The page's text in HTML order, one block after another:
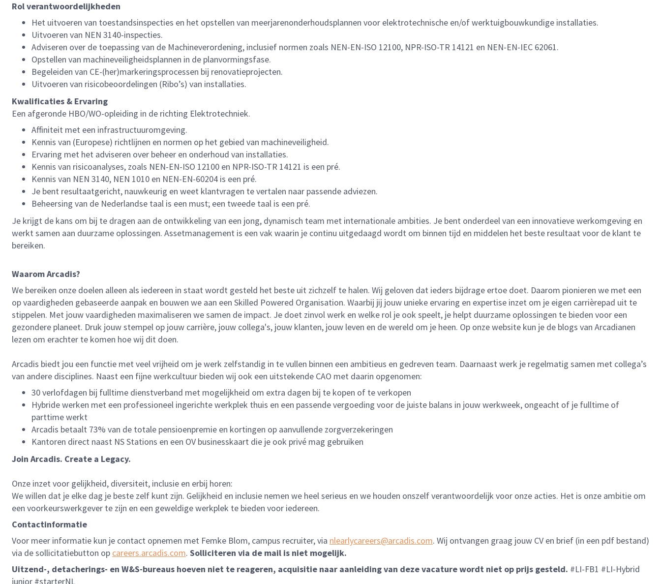
Rol verantwoordelijkheden
Het uitvoeren van toestandsinspecties en het opstellen van meerjarenonderhoudsplannen voor elektrotechnische en/of werktuigbouwkundige installaties.
Uitvoeren van NEN 3140-inspecties.
Adviseren over de toepassing van de Machineverordening, inclusief normen zoals NEN-EN-ISO 12100, NPR-ISO-TR 14121 en NEN-EN-IEC 62061.
Opstellen van machineveiligheidsplannen in de planvormingsfase.
Begeleiden van CE-(her)markeringsprocessen bij renovatieprojecten.
Uitvoeren van risicobeoordelingen (Ribo’s) van installaties.
Kwalificaties & Ervaring
Een afgeronde HBO/WO-opleiding in de richting Elektrotechniek.
Affiniteit met een infrastructuuromgeving.
Kennis van (Europese) richtlijnen en normen op het gebied van machineveiligheid.
Ervaring met het adviseren over beheer en onderhoud van installaties.
Kennis van risicoanalyses, zoals NEN-EN-ISO 12100 en NPR-ISO-TR 14121 is een pré.
Kennis van NEN 3140, NEN 1010 en NEN-EN-60204 is een pré.
Je bent resultaatgericht, nauwkeurig en weet klantvragen te vertalen naar passende adviezen.
Beheersing van de Nederlandse taal is een must; een tweede taal is een pré.
Je krijgt de kans om bij te dragen aan de ontwikkeling van een jong, dynamisch team met internationale ambities. Je bent onderdeel van een innovatieve werkomgeving en
werkt samen aan duurzame oplossingen. Assetmanagement is een vak waarin je continu uitgedaagd wordt om binnen tijd en middelen het beste resultaat voor de klant te
bereiken.
Waarom Arcadis?
We bereiken onze doelen alleen als iedereen in staat wordt gesteld het beste uit zichzelf te halen. Wij geloven dat ieders bijdrage ertoe doet. Daarom pionieren we met een
op vaardigheden gebaseerde aanpak en bouwen we aan een Skilled Powered Organisation. Waarbij jij jouw unieke ervaring en expertise inzet om je eigen carrièrepad uit te
stippelen. Met jouw vaardigheden maximaliseren we samen de impact. Je doet zinvol werk en welke rol je ook speelt, je helpt duurzame oplossingen te bieden voor een
gezondere planeet. Druk jouw stempel op jouw carrière, jouw collega's, jouw klanten, jouw leven en de wereld om je heen. Op onze website kun je de blogs van Arcadianen
lezen om erachter te komen hoe wij dit doen.
Arcadis biedt jou een functie met veel vrijheid om je werk zelfstandig in te vullen binnen een ambitieus en gedreven team. Daarnaast werk je regelmatig samen met collega’s
van andere disciplines. Naast een fijne werkcultuur bieden wij ook een uitstekende CAO met daarin opgenomen:
30 verlofdagen bij fulltime dienstverband met mogelijkheid om extra dagen bij te kopen of te verkopen
Hybride werken met een professioneel ingerichte werkplek thuis en een passende vergoeding voor de juiste balans in jouw werkweek, ongeacht of je fulltime of
parttime werkt
Arcadis betaalt 73% van de totale pensioenpremie en kortingen op aanvullende zorgverzekeringen
Kantoren direct naast NS Stations en een OV businesskaart die je ook privé mag gebruiken
Join Arcadis. Create a Legacy.
Onze inzet voor gelijkheid, diversiteit, inclusie en erbij horen:
We willen dat je elke dag je beste zelf kunt zijn. Gelijkheid en inclusie nemen we heel serieus en we houden onszelf verantwoordelijk voor onze acties. Het is onze ambitie om
een voorkeurswerkgever te zijn en een geweldige werkplek te bieden voor iedereen.
Contactinformatie
Voor meer informatie kun je contact opnemen met Femke Blom, campus recruiter, via nlearlycareers@arcadis.com. Wij ontvangen graag jouw CV en brief (in een pdf bestand)
via de sollicitatiebutton op careers.arcadis.com. Solliciteren via de mail is niet mogelijk.
Uitzend-, detacherings- en W&S-bureaus hoeven niet te reageren, acquisitie naar aanleiding van deze vacature wordt niet op prijs gesteld. #LI-FB1 #LI-Hybrid
junior #starterNL